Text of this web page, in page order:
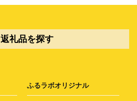
返礼品を探す
ふるラボオリジナル